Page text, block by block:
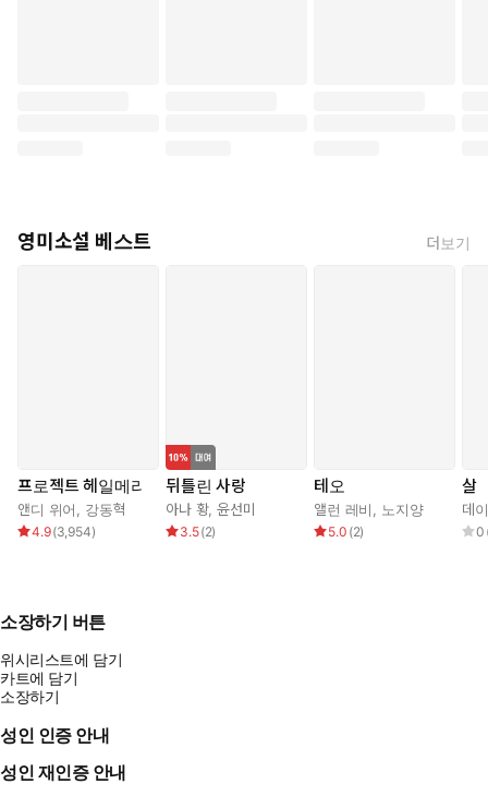
_________
로 마음대로 돌아갈 수도 없다. 타인의 요구는 없어지는 것이 아니라 오로
지 증식할 뿐이다. 점점 더 복잡하고 더 어려워진다. 마거릿은 이렇게도
생각한다. 삶이 많아진다고, 점점 더 많아진다고.
인터메초 | 샐리 루니, 허진 저
영미소설 베스트 더보기
프로젝트 헤일메리
앤디 위어, 강동혁
4.9(3,954)
뒤틀린 사랑
아나 황,윤선미
3.5(2)
테오
앨런 레비, 노지양
5.0 (2)
살
데
0
소장하기 버튼
위시리스트에 담기
카트에 담기
소장하기
성인 인증 안내
성인 재인증 안내